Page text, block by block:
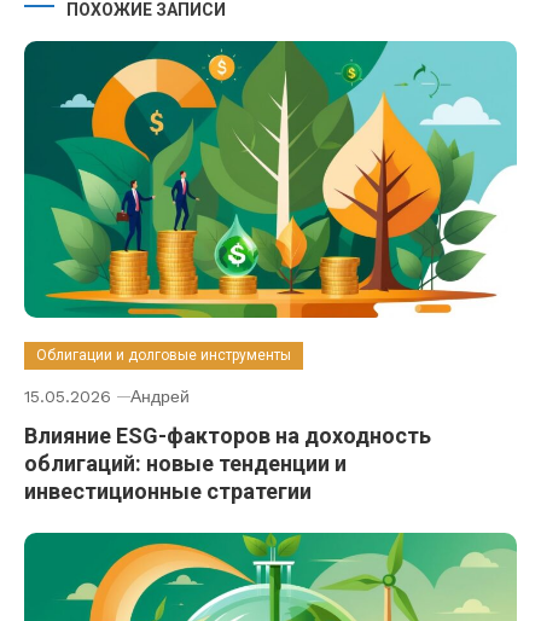
ПОХОЖИЕ ЗАПИСИ
Облигации и долговые инструменты
15.05.2026 Андрей
Влияние ESG-факторов на доходность
облигаций: новые тенденции и
инвестиционные стратегии